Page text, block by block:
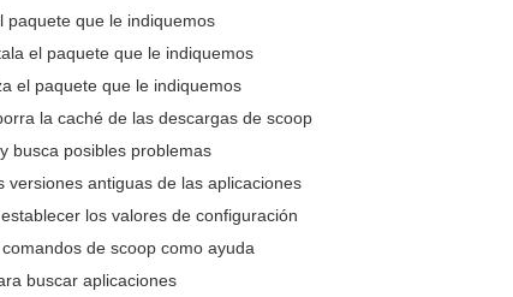
paquete que le indiquemos
el paquete que le indiquemos
el paquete que le indiquemos
la caché de las descargas de scoop
busca posibles problemas
versiones antiguas de las aplicaciones
los valores de configuración
de scoop como ayuda
buscar aplicaciones